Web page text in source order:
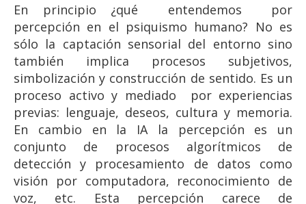
En principio ¿qué entendemos por
percepción en el psiquismo humano? No es
sólo la captación sensorial del entorno sino
también implica procesos subjetivos,
simbolización y construcción de sentido. Es un
proceso activo y mediado por experiencias
previas: lenguaje, deseos, cultura y memoria.
En cambio en la IA la percepción es un
conjunto de procesos algorítmicos de
detección y procesamiento de datos como
visión por computadora, reconocimiento de
voz, etc. Esta percepción carece de